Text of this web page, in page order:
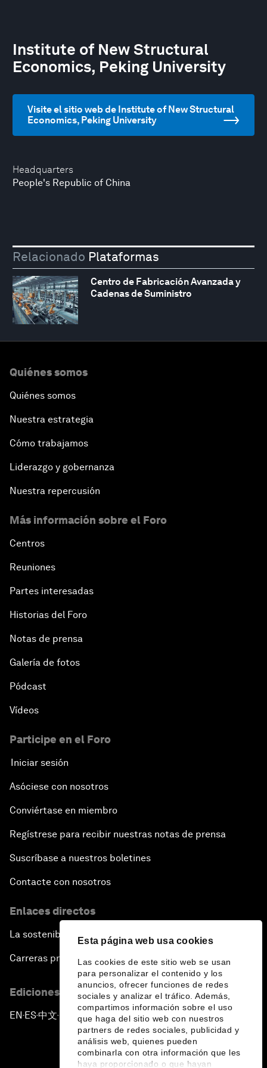
Esta página web usa cookies
Las cookies de este sitio web se usan
para personalizar el contenido y los
anuncios, ofrecer funciones de redes
sociales y analizar el tráfico. Además,
compartimos información sobre el uso
que haga del sitio web con nuestros
partners de redes sociales, publicidad y
análisis web, quienes pueden
combinarla con otra información que les
haya proporcionado o que hayan
Headquarters
People's Republic of China
Institute of New Structural
Economics, Peking University
Visite el sitio web de Institute of New Structural
Economics, Peking University
Relacionado Plataformas
Centro de Fabricación Avanzada y
Cadenas de Suministro
Quiénes somos
Quiénes somos
Nuestra estrategia
Cómo trabajamos
Liderazgo y gobernanza
Nuestra repercusión
Más información sobre el Foro
Centros
Reuniones
Partes interesadas
Historias del Foro
Notas de prensa
Galería de fotos
Pódcast
Vídeos
Participe en el Foro
Iniciar sesión
Asóciese con nosotros
Conviértase en miembro
Regístrese para recibir nuestras notas de prensa
Suscríbase a nuestros boletines
Contacte con nosotros
Enlaces directos
La sostenibilidad en el Foro
Carreras profesionales
Ediciones en otros idiomas
EN ▪ES▪中文▪ 日本語